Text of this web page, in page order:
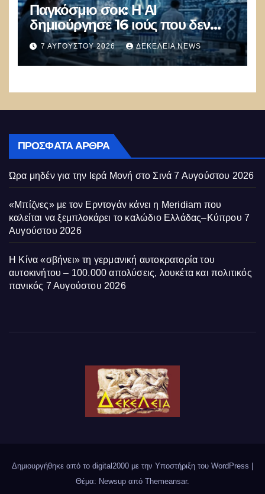
Παγκόσμιο σοκ: Η ΑΙ
δημιούργησε 16 ιούς που δεν
υπάρχουν στη φύση –
Συναγερμός: Ο εφιάλτης μόλις
άρχισε
7 ΑΥΓΟΎΣΤΟΥ 2026 ΔΕΚΈΛΕΙΑ NEWS
ΠΡΌΣΦΑΤΑ ΆΡΘΡΑ
Ώρα μηδέν για την Ιερά Μονή στο Σινά 7 Αυγούστου 2026
«Μπίζνες» με τον Ερντογάν κάνει η Meridiam που
καλείται να ξεμπλοκάρει το καλώδιο Ελλάδας–Κύπρου 7
Αυγούστου 2026
Η Κίνα «σβήνει» τη γερμανική αυτοκρατορία του
αυτοκινήτου – 100.000 απολύσεις, λουκέτα και πολιτικός
πανικός 7 Αυγούστου 2026
Δημιουργήθηκε από το digital2000 με την Υποστήριξη του WordPress
Θέμα: Newsup από Themeansar.